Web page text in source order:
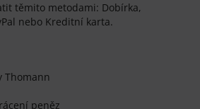
těmito metodami: Dobírka,
nebo Kreditní karta.
Thomann
peněz